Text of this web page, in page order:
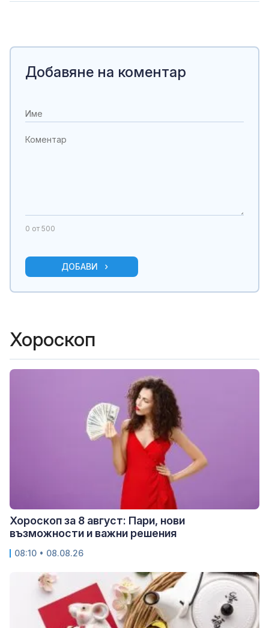
Добавяне на коментар
0 от 500
ДОБАВИ
Хороскоп
Хороскоп за 8 август: Пари, нови
възможности и важни решения
08:10 • 08.08.26